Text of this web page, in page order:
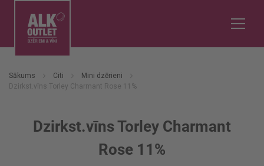
Sākums Citi
Mini dzērieni
Dzirkst.vīns Torley Charmant Rose 11%
Dzirkst.vīns Torley Charmant
Rose 11%